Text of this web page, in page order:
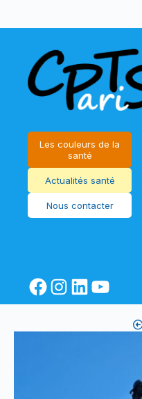
Les couleurs de la
santé
Actualités santé
Nous contacter